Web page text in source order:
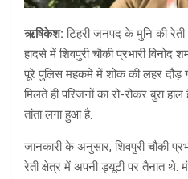
ऋषिकेश: टिहरी जनपद के मुनि की
हादसे में शिवपुरी चौकी प्रभारी विनोद
पूरे पुलिस महकमे में शोक की लहर दौड़
मिलते ही परिजनों का रो-रोकर बुरा
तांता लगा हुआ है.
जानकारी के अनुसार, शिवपुरी चौकी
रेती क्षेत्र में अपनी ड्यूटी पर तैनात थे.